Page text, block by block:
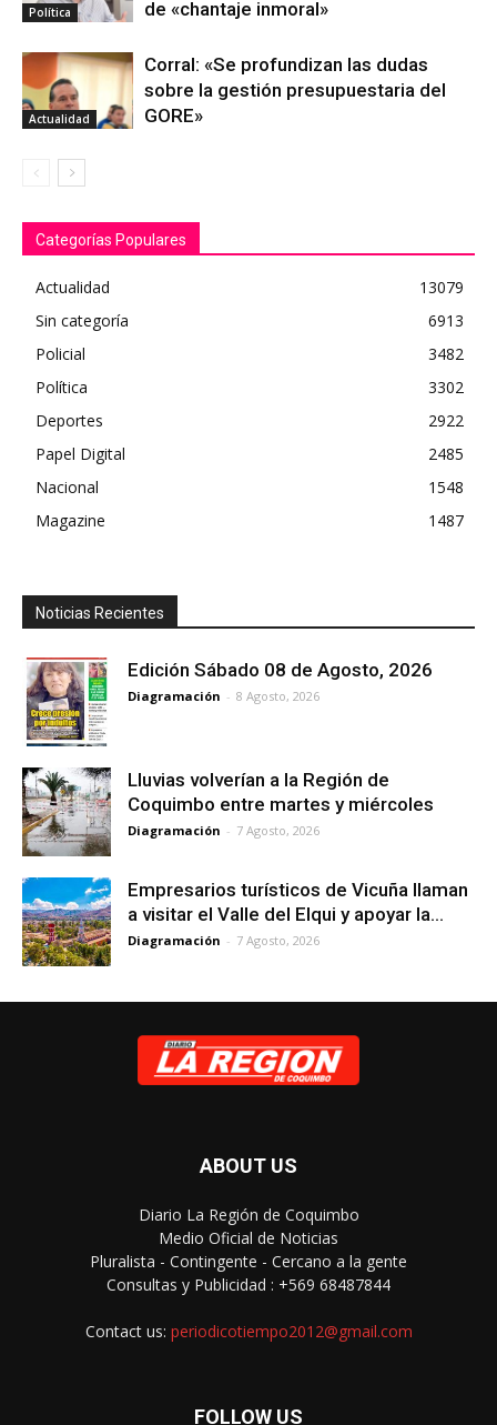
Política
de «chantaje inmoral»
Actualidad
Corral: «Se profundizan las dudas
sobre la gestión presupuestaria del
GORE»
Categorías Populares
Actualidad
13079
Sin categoría
6913
Policial
3482
Política
3302
Deportes
2922
Papel Digital
2485
Nacional
1548
Magazine
1487
Noticias Recientes
Edición Sábado 08 de Agosto, 2026
Diagramación - 8 Agosto, 2026
Lluvias volverían a la Región de
Coquimbo entre martes y miércoles
Diagramación - 7 Agosto, 2026
Empresarios turísticos de Vicuña llaman
a visitar el Valle del Elqui y apoyar la...
Diagramación - 7 Agosto, 2026
ABOUT US
Diario La Región de Coquimbo
Medio Oficial de Noticias
Pluralista - Contingente - Cercano a la gente
Consultas y Publicidad : +569 68487844
Contact us: periodicotiempo2012@gmail.com
FOLLOW US